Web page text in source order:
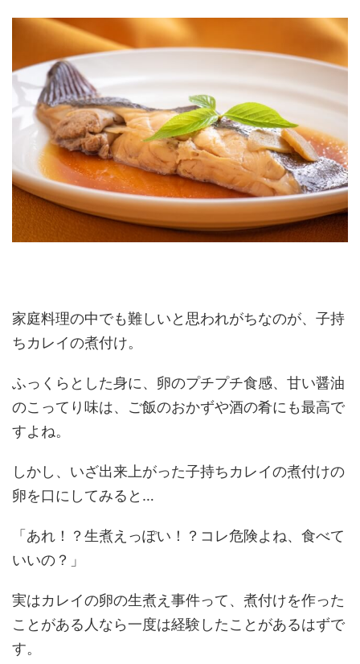
家庭料理の中でも難しいと思われがちなのが、子持
ちカレイの煮付け。
ふっくらとした身に、卵のプチプチ食感、甘い醤油
のこってり味は、ご飯のおかずや酒の肴にも最高で
すよね。
しかし、いざ出来上がった子持ちカレイの煮付けの
卵を口にしてみると…
「あれ！？生煮えっぽい！？コレ危険よね、食べて
いいの？」
実はカレイの卵の生煮え事件って、煮付けを作った
ことがある人なら一度は経験したことがあるはずで
す。